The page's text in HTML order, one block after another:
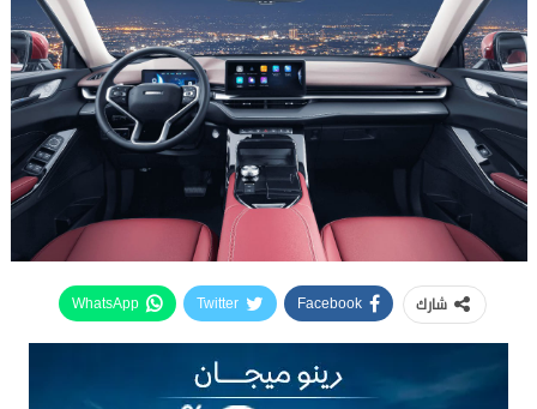
شارك Facebook
Twitter
WhatsApp